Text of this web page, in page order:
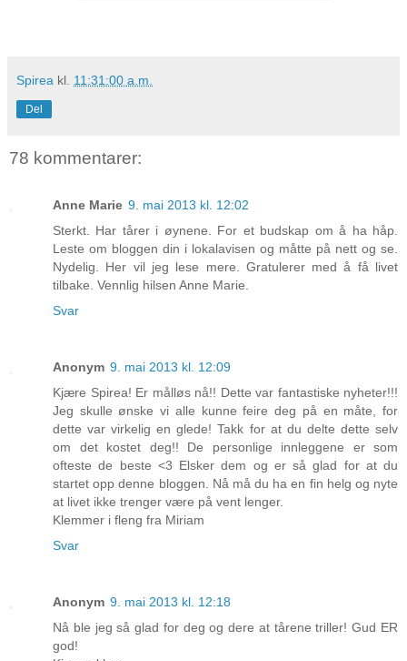
Spirea kl. 11:31:00 a.m.
Del
78 kommentarer:
Anne Marie 9. mai 2013 kl. 12:02
Sterkt. Har tårer i øynene. For et budskap om å ha håp.
Leste om bloggen din i lokalavisen og måtte på nett og se.
Nydelig. Her vil jeg lese mere. Gratulerer med å få livet
tilbake. Vennlig hilsen Anne Marie.
Svar
Anonym 9. mai 2013 kl. 12:09
Kjære Spirea! Er målløs nå!! Dette var fantastiske nyheter!!!
Jeg skulle ønske vi alle kunne feire deg på en måte, for
dette var virkelig en glede! Takk for at du delte dette selv
om det kostet deg!! De personlige innleggene er som
ofteste de beste <3 Elsker dem og er så glad for at du
startet opp denne bloggen. Nå må du ha en fin helg og nyte
at livet ikke trenger være på vent lenger.
Klemmer i fleng fra Miriam
Svar
Anonym 9. mai 2013 kl. 12:18
Nå ble jeg så glad for deg og dere at tårene triller! Gud ER
god!